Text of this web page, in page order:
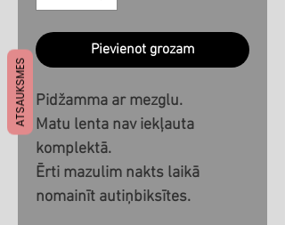
Pievienot grozam
Pidžamma ar mezglu.
Matu lenta nav iekļauta
komplektā.
Ērti mazulim nakts laikā
nomainīt autiņbiksītes.
ATSAUKSMES